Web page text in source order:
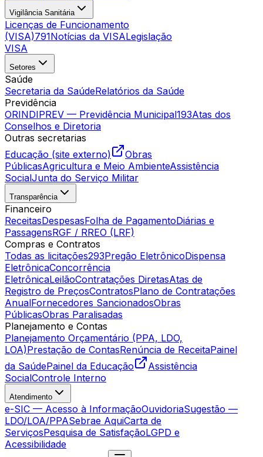
Vigilância Sanitária
Licenças de Funcionamento
(VISA)791Notícias da VISALegislação
VISA
Setores
Saúde
Secretaria da SaúdeRelatórios da Saúde
Previdência
ORINDIPREV — Previdência Municipal193Atas dos
Conselhos e Diretoria
Outras secretarias
Educação (site externo)
Obras
PúblicasAgricultura e Meio AmbienteAssistência
SocialJunta do Serviço Militar
Transparência
Financeiro
ReceitasDespesasFolha de PagamentoDiárias e
PassagensRGF / RREO (LRF)
Compras e Contratos
Todas as licitações293Pregão EletrônicoDispensa
EletrônicaConcorrência
EletrônicaLeilãoContratações DiretasAtas de
Registro de PreçosContratosPlano de Contratações
AnualFornecedores SancionadosObras
PúblicasObras Paralisadas
Planejamento e Contas
Planejamento Orçamentário (PPA, LDO,
LOA)Prestação de ContasRenúncia de ReceitaPainel
da SaúdePainel da Educação
Assistência
SocialControle Interno
Atendimento
e-SIC — Acesso à InformaçãoOuvidoriaSugestão —
LDO/LOA/PPASebrae AquiCarta de
ServiçosPesquisa de SatisfaçãoLGPD e
Acessibilidade